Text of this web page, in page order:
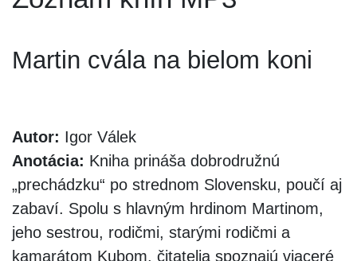
Martin cvála na bielom koni
Autor: Igor Válek
Anotácia: Kniha prináša dobrodružnú
„prechádzku“ po strednom Slovensku, poučí aj
zabaví. Spolu s hlavným hrdinom Martinom,
jeho sestrou, rodičmi, starými rodičmi a
kamarátom Kubom, čitatelia spoznajú viaceré